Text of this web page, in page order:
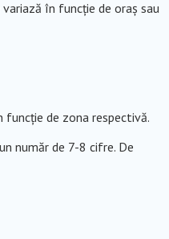
în funcție de oraș sau
de zona respectivă.
număr de 7-8 cifre. De